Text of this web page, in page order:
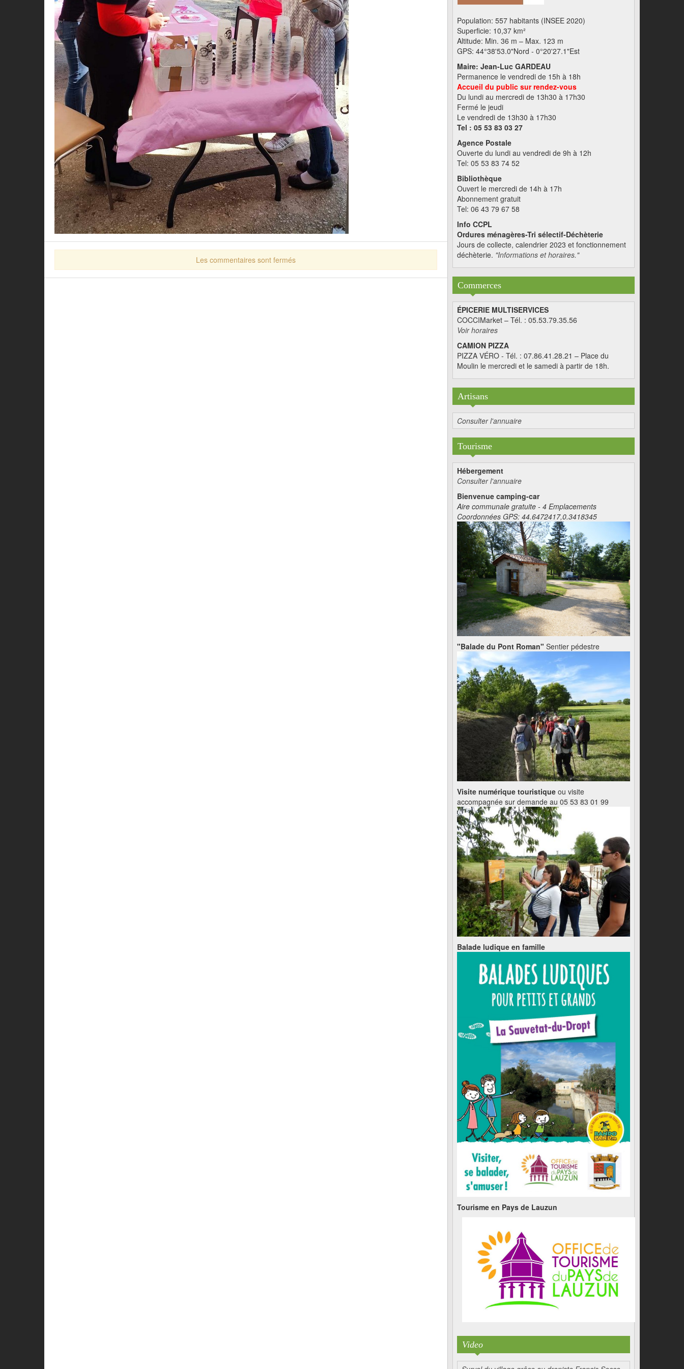
Les commentaires sont fermés
Population: 557 habitants (INSEE 2020)
Superficie: 10,37 km²
Altitude: Min. 36 m – Max. 123 m
GPS: 44°38'53.0"Nord - 0°20'27.1"Est
Maire: Jean-Luc GARDEAU
Permanence le vendredi de 15h à 18h
Accueil du public sur rendez-vous
Du lundi au mercredi de 13h30 à 17h30
Fermé le jeudi
Le vendredi de 13h30 à 17h30
Tel : 05 53 83 03 27
Agence Postale
Ouverte du lundi au vendredi de 9h à 12h
Tel: 05 53 83 74 52
Bibliothèque
Ouvert le mercredi de 14h à 17h
Abonnement gratuit
Tel: 06 43 79 67 58
Info CCPL
Ordures ménagères-Tri sélectif-Déchèterie
Jours de collecte, calendrier 2023 et fonctionnement
déchèterie. "Informations et horaires."
Commerces
ÉPICERIE MULTISERVICES
COCCIMarket – Tél. : 05.53.79.35.56
Voir horaires
CAMION PIZZA
PIZZA VÉRO - Tél. : 07.86.41.28.21 – Place du
Moulin le mercredi et le samedi à partir de 18h.
Artisans
Consulter l'annuaire
Tourisme
Hébergement
Consulter l'annuaire
Bienvenue camping-car
Aire communale gratuite - 4 Emplacements
Coordonnées GPS: 44.6472417,0.3418345
"Balade du Pont Roman" Sentier pédestre
Visite numérique touristique ou visite
accompagnée sur demande au 05 53 83 01 99
Balade ludique en famille
Tourisme en Pays de Lauzun
Video